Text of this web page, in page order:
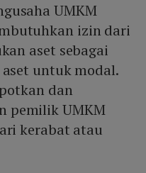
UMKM
izin dari
aset sebagai
untuk modal.
dan
pemilik UMKM
kerabat atau